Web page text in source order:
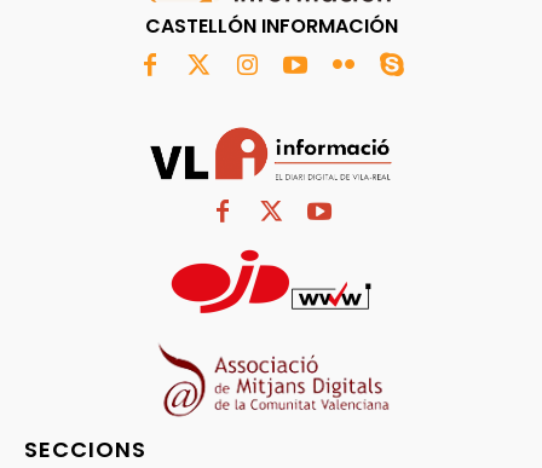
CASTELLÓN INFORMACIÓN
SECCIONS